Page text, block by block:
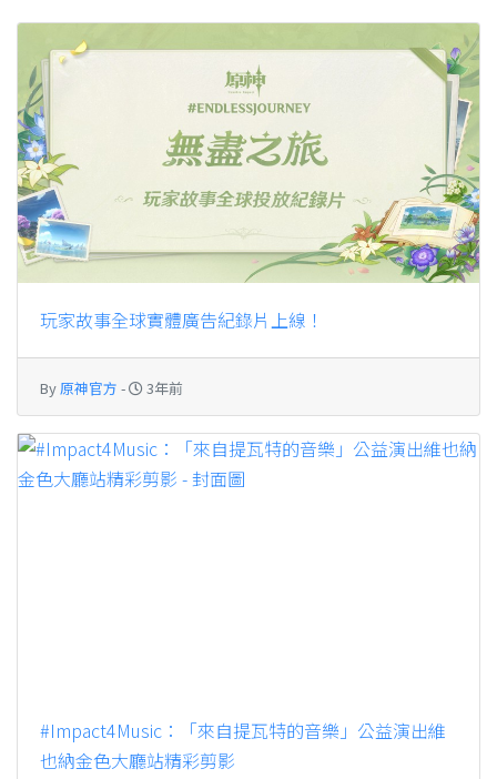
玩家故事全球實體廣告紀錄片上線！
By 原神官方 - 3年前
#Impact4Music：「來自提瓦特的音樂」公益演出維
也納金色大廳站精彩剪影